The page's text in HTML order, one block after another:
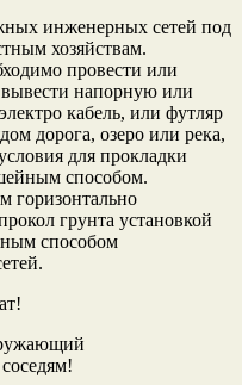
инженерных сетей под
хозяйствам.
провести или
напорную или
кабель, или футляр
дорога, озеро или река,
для прокладки
способом.
горизонтально
грунта установкой
способом